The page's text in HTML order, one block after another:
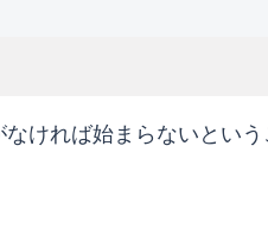
ければ始まらないとい